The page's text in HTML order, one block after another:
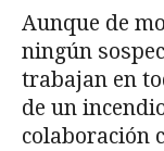
Aunque de
ningún
trabajan en
de un
colaboración